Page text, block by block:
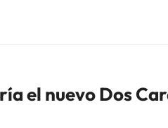
el nuevo Dos